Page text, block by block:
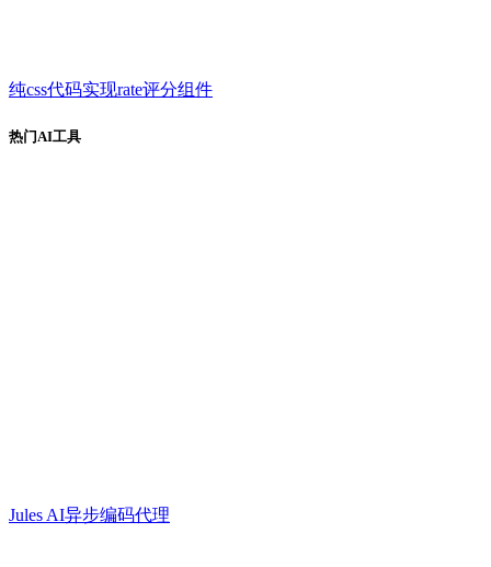
纯css代码实现rate评分组件
热门AI工具
Jules AI异步编码代理